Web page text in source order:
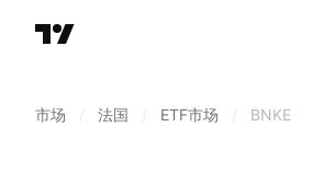
市场 法国 ETF市场 BNKE